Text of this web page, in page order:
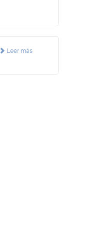
Leer más